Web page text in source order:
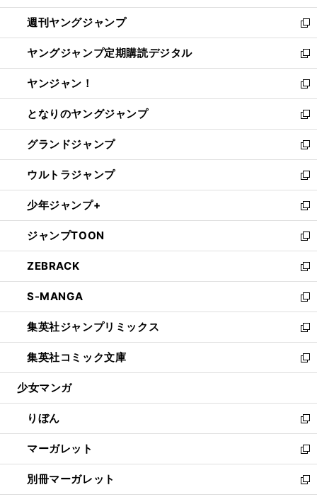
開
く
ウ
で
開
く
ン
ド
ウ
で
開
く
ウ
ィ
ン
ド
ウ
で
開
く
週刊ヤングジャンプ
新
し
い
ウ
ィ
ン
ド
ウ
で
開
く
ヤングジャンプ定期購読デジタル
新
し
い
ウ
ィ
ン
ド
ウ
で
開
く
ヤンジャン！
新
し
い
ウ
ィ
ン
ド
ウ
で
開
く
となりのヤングジャンプ
新
し
い
ウ
ィ
ン
ド
ウ
で
開
く
グランドジャンプ
新
し
い
ウ
ィ
ン
ド
ウ
で
開
く
ウルトラジャンプ
新
し
い
ウ
ィ
ン
ド
ウ
で
開
く
少年ジャンプ+
新
し
い
ウ
ィ
ン
ド
ウ
で
開
く
ジャンプTOON
新
し
い
ウ
ィ
ン
ド
ウ
で
開
ZEBRACK
新
し
い
ウ
ィ
ン
ド
ウ
開
く
S-MANGA
新
し
い
ウ
ィ
ン
ウ
で
開
く
集英社ジャンプリミックス
新
し
い
ウ
ン
ド
ウ
で
開
く
集英社コミック文庫
新
し
ウ
ィ
ン
ド
ウ
で
開
少女マンガ
りぼん
新
し
い
ウ
ィ
マーガレット
新
し
い
別冊マーガレット
新